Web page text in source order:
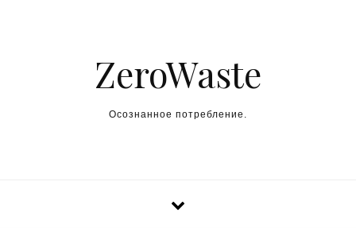
ZeroWaste
Осознанное потребление.